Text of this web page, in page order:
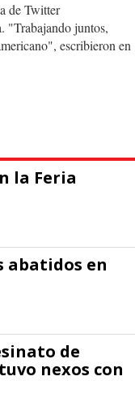
de Twitter
"Trabajando juntos,
escribieron en
la Feria
abatidos en
de
nexos con